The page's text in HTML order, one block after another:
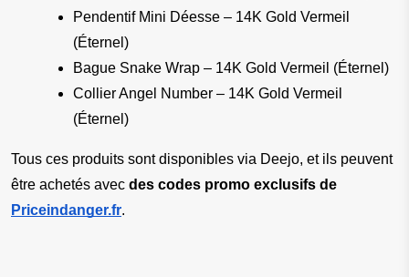
Pendentif Mini Déesse – 14K Gold Vermeil
(Éternel)
Bague Snake Wrap – 14K Gold Vermeil (Éternel)
Collier Angel Number – 14K Gold Vermeil
(Éternel)
Tous ces produits sont disponibles via Deejo, et ils peuvent
être achetés avec
Priceindanger.fr.